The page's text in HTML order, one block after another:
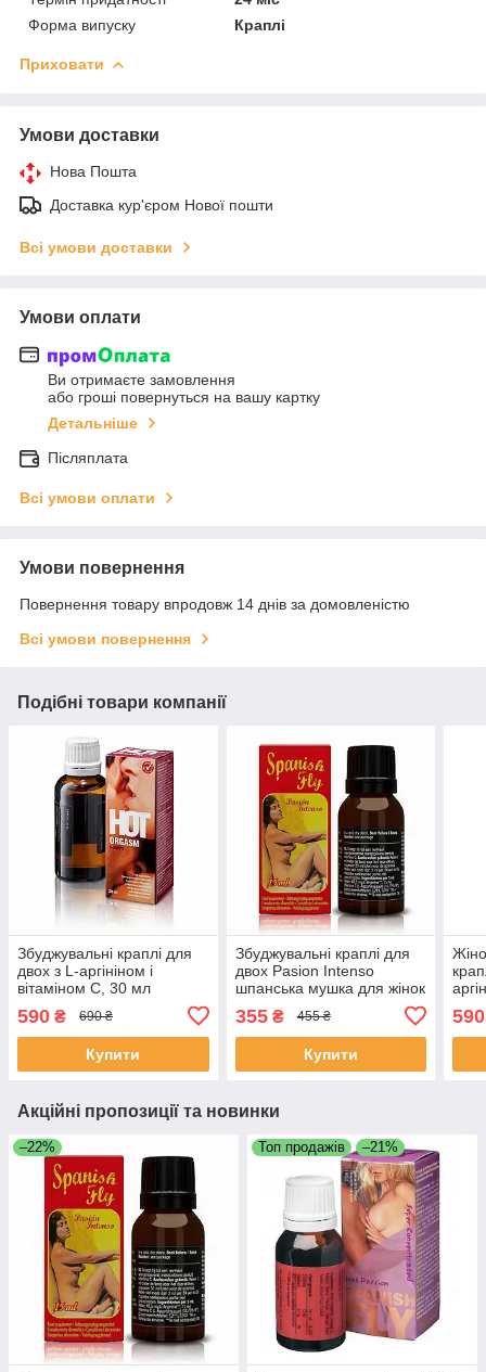
Форма випуску
Краплі
Приховати
Умови доставки
Нова Пошта
Доставка кур'єром Нової пошти
Всі умови доставки
Умови оплати
Ви отримаєте замовлення
або гроші повернуться на вашу картку
Детальніше
Післяплата
Всі умови оплати
Умови повернення
Повернення товару впродовж 14 днів за домовленістю
Всі умови повернення
Подібні товари компанії
Збуджувальні краплі для
двох з L-аргініном і
вітаміном C, 30 мл
590 ₴ 690 ₴
Купити
Збуджувальні краплі для
двох Pasion Intenso
шпанська мушка для жінок
і чоловіків, Афродизіак (15
мл)
355₴ 455 ₴
Купити
590
Акційні пропозиції та новинки
–22% Топ продажів –21%